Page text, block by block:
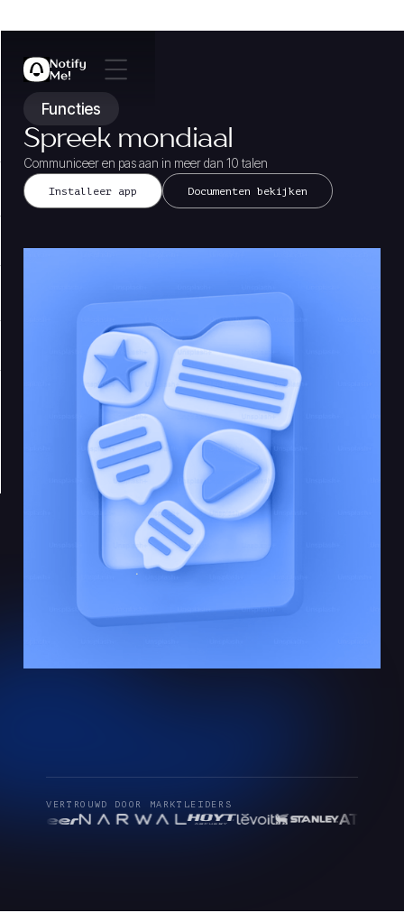
Functies
Spreek mondiaal
Communiceer en pas aan in meer dan 10 talen
Installeer app Documenten bekijken
VERTROUWD DOOR MARKTLEIDERS